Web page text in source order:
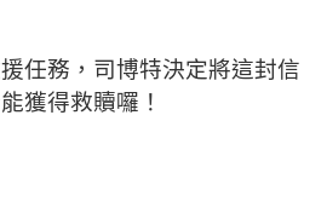
任務，司博特決定將這封信
獲得救贖囉！